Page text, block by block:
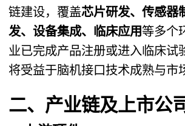
链建设，覆盖芯片研发、传感器
发、设备集成、临床应用等多个
业已完成产品注册或进入临床试
将受益于脑机接口技术成熟与市
二、产业链及上市公